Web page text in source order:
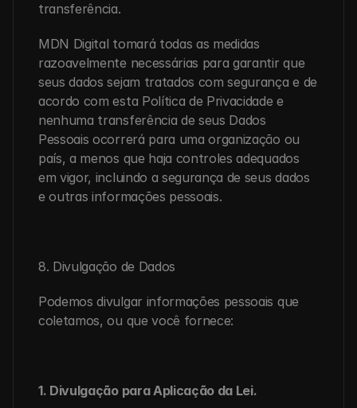
transferência.
MDN Digital tomará todas as medidas
razoavelmente necessárias para garantir que
seus dados sejam tratados com segurança e de
acordo com esta Política de Privacidade e
nenhuma transferência de seus Dados
Pessoais ocorrerá para uma organização ou
país, a menos que haja controles adequados
em vigor, incluindo a segurança de seus dados
e outras informações pessoais.
8. Divulgação de Dados
Podemos divulgar informações pessoais que
coletamos, ou que você fornece:
1. Divulgação para Aplicação da Lei.